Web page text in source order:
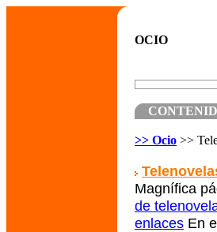
OCIO
>> Ocio >>
Magnífica
de
enlaces En